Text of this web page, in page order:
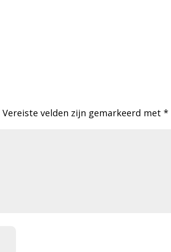
Vereiste velden zijn gemarkeerd met*